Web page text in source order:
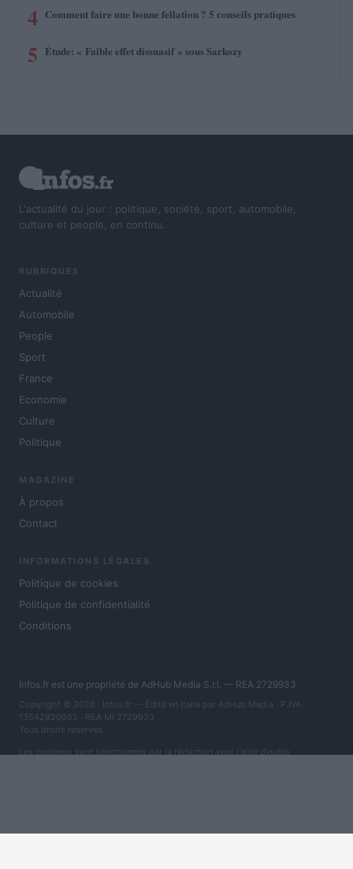
4 Comment faire une bonne fellation ? 5 conseils pratiques
5 Étude: « Faible effet dissuasif » sous Sarkozy
L'actualité du jour : politique, société, sport, automobile,
culture et people, en continu.
RUBRIQUES
Actualité
Automobile
People
Sport
France
Economie
Culture
Politique
MAGAZINE
À propos
Contact
INFORMATIONS LÉGALES
Politique de cookies
Politique de confidentialité
Conditions
Infos.fr est une propriété de AdHub Media S.r.l. — REA 2729933
Copyright © 2026 · Infos.fr — Édité en Italie par AdHub Media · P.IVA
13542920965 · REA MI 2729933
Tous droits réservés
Les contenus sont sélectionnés par la rédaction avec l'aide d'outils